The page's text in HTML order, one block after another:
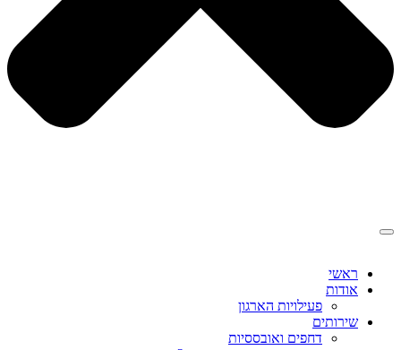
ראשי
אודות
פעילויות הארגון
שירותים
דחפים ואובססיות